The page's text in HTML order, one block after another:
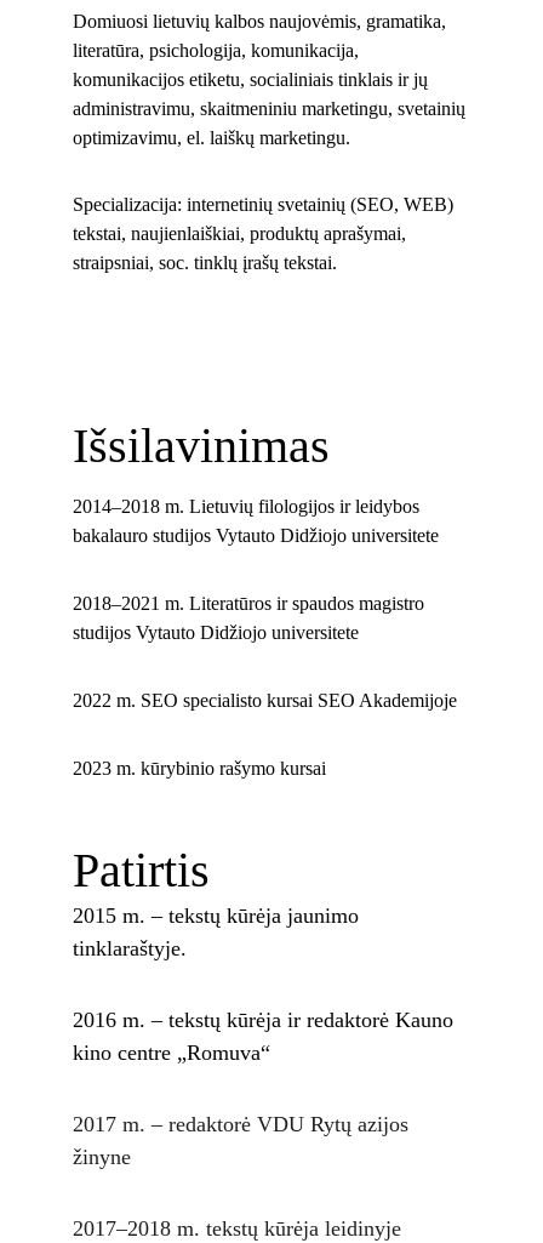
Domiuosi lietuvių kalbos naujovėmis, gramatika,
literatūra, psichologija, komunikacija,
komunikacijos etiketu, socialiniais tinklais ir jų
administravimu, skaitmeniniu marketingu, svetainių
optimizavimu, el. laiškų marketingu.
Specializacija: internetinių svetainių (SEO, WEB)
tekstai, naujienlaiškiai, produktų aprašymai,
straipsniai, soc. tinklų įrašų tekstai.
2015 m. – tekstų kūrėja jaunimo
tinklaraštyje.
2016 m. – tekstų kūrėja ir redaktorė Kauno
kino centre „Romuva“
2017 m. – redaktorė VDU Rytų azijos
žinyne
2017–2018 m. tekstų kūrėja leidinyje
Patirtis
2014–2018 m. Lietuvių filologijos ir leidybos
bakalauro studijos Vytauto Didžiojo universitete
2018–2021 m. Literatūros ir spaudos magistro
studijos Vytauto Didžiojo universitete
2022 m. SEO specialisto kursai SEO Akademijoje
2023 m. kūrybinio rašymo kursai
Išsilavinimas